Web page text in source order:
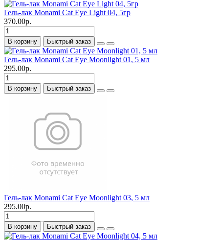
Гель-лак Monami Cat Eye Light 04, 5гр
370.00р.
В корзину Быстрый заказ
Гель-лак Monami Cat Eye Moonlight 01, 5 мл
295.00р.
В корзину Быстрый заказ
Гель-лак Monami Cat Eye Moonlight 03, 5 мл
295.00р.
В корзину Быстрый заказ